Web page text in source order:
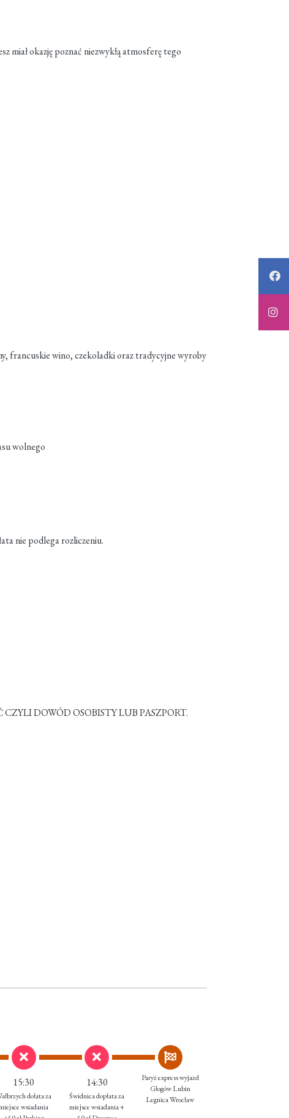
miał okazję poznać niezwykłą atmosferę tego
francuskie wino, czekoladki oraz tradycyjne wyroby
wolnego
nie podlega rozliczeniu.
DOWÓD OSOBISTY LUB PASZPORT.
15:30
dołata za
wsiadania
14:30
Świdnica dopłata za
miejsce wsiadania +
Paryż express wyjazd
Głogów Lubin
Legnica Wrocław